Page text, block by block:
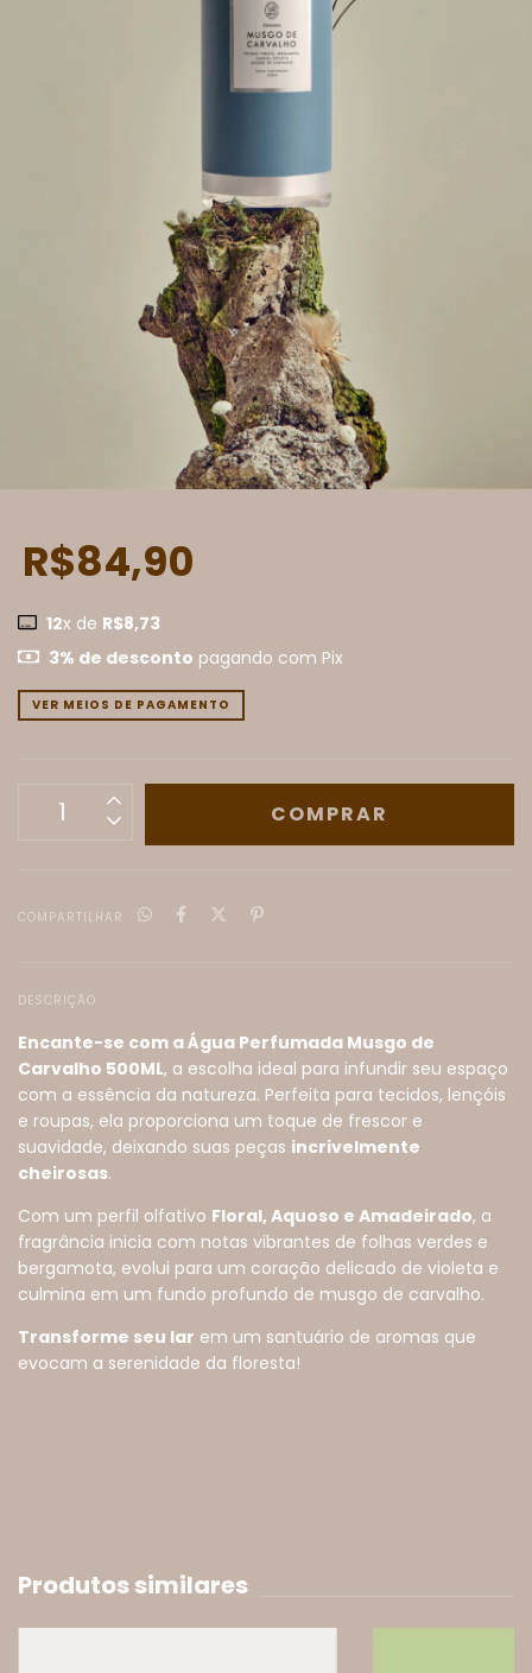
R$84,90
12x de R$8,73
3% de desconto pagando com Pix
VER MEIOS DE PAGAMENTO
COMPARTILHAR
DESCRIÇÃO
Encante-se com a Água Perfumada Musgo de
Carvalho 500ML, a escolha ideal para infundir seu espaço
com a essência da natureza. Perfeita para tecidos, lençóis
e roupas, ela proporciona um toque de frescor e
suavidade, deixando suas peças incrivelmente
cheirosas.
Com um perfil olfativo Floral, Aquoso e Amadeirado, a
fragrância inicia com notas vibrantes de folhas verdes e
bergamota, evolui para um coração delicado de violeta e
culmina em um fundo profundo de musgo de carvalho.
Transforme seu lar em um santuário de aromas que
evocam a serenidade da floresta!
Produtos similares